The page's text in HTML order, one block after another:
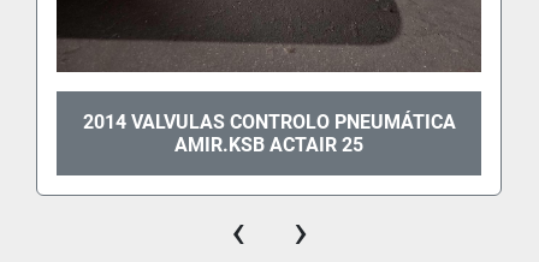
2014 VALVULAS CONTROLO PNEUMÁTICA
AMIR.KSB ACTAIR 25
‹ ›